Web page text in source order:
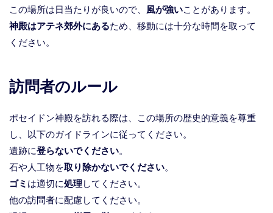
この場所は日当たりが良いので、 風が強いことがあります。
神殿はアテネ郊外にあるため、移動には十分な時間を取って
ください。
訪問者のルール
ポセイドン神殿を訪れる際は、この場所の歴史的意義を尊重
し、以下のガイドラインに従ってください。
遺跡に登らないでください。
石や人工物を取り除かないでください。
ゴミ は適切に処理してください。
他の訪問者に配慮してください。